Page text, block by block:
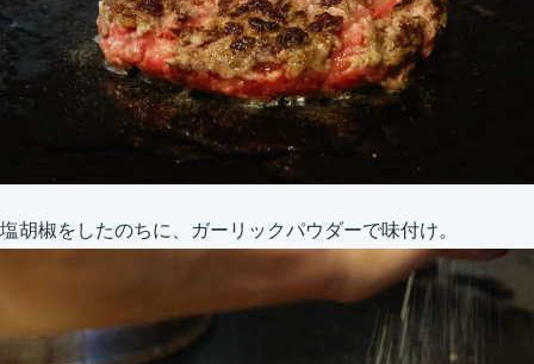
塩胡椒をしたのちに、ガーリックパウダーで味付け。